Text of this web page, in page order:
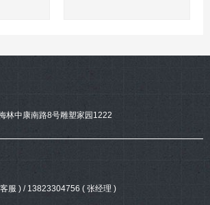
林中康南路8号雕塑家园1222
服 ) / 13823304756 ( 张经理 )